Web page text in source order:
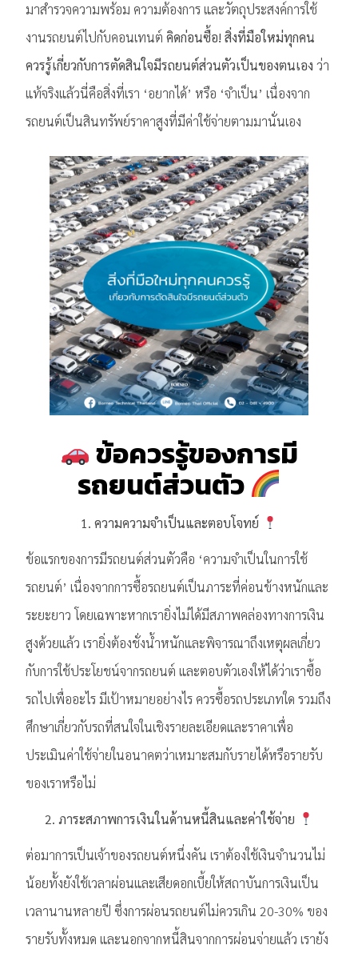
มาสำรวจความพร้อม ความต้องการ และวัตถุประสงค์การใช้
งานรถยนต์ไปกับคอนเทนต์คิดก่อนซื้อ! สิ่งที่มือใหม่ทุกคน
ควรรู้เกี่ยวกับการตัดสินใจมีรถยนต์ส่วนตัวเป็นของตนเองว่า
แท้จริงแล้วนี่คือสิ่งที่เรา ‘อยากได้’ หรือ ‘จำเป็น’ เนื่องจาก
รถยนต์เป็นสินทรัพย์ราคาสูงที่มีค่าใช้จ่ายตามมานั่นเอง
ข้อควรรู้ของการมี
รถยนต์ส่วนตัว
1. ความความจำเป็นและตอบโจทย์
ข้อแรกของการมีรถยนต์ส่วนตัวคือ ‘ความจำเป็นในการใช้
รถยนต์’ เนื่องจากการซื้อรถยนต์เป็นภาระที่ค่อนข้างหนักและ
ระยะยาว โดยเฉพาะหากเรายิ่งไม่ได้มีสภาพคล่องทางการเงิน
สูงด้วยแล้ว เรายิ่งต้องชั่งน้ำหนักและพิจารณาถึงเหตุผลเกี่ยว
กับการใช้ประโยชน์จากรถยนต์ และตอบตัวเองให้ได้ว่าเราซื้อ
รถไปเพื่ออะไร มีเป้าหมายอย่างไร ควรซื้อรถประเภทใด รวมถึง
ศึกษาเกี่ยวกับรถที่สนใจในเชิงรายละเอียดและราคาเพื่อ
ประเมินค่าใช้จ่ายในอนาคตว่าเหมาะสมกับรายได้หรือรายรับ
ของเราหรือไม่
2. ภาระสภาพการเงินในด้านหนี้สินและค่าใช้จ่าย
ต่อมาการเป็นเจ้าของรถยนต์หนึ่งคัน เราต้องใช้เงินจำนวนไม่
น้อยทั้งยังใช้เวลาผ่อนและเสียดอกเบี้ยให้สถาบันการเงินเป็น
เวลานานหลายปี ซึ่งการผ่อนรถยนต์ไม่ควรเกิน 20-30% ของ
รายรับทั้งหมด และนอกจากหนี้สินจากการผ่อนจ่ายแล้ว เรายัง